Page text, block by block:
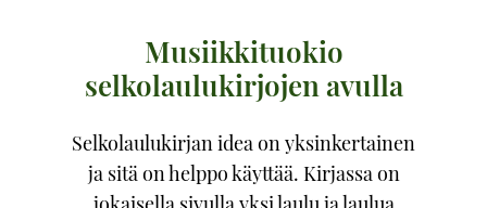
Musiikkituokio
selkolaulukirjojen avulla
Selkolaulukirjan idea on yksinkertainen
ja sitä on helppo käyttää. Kirjassa on